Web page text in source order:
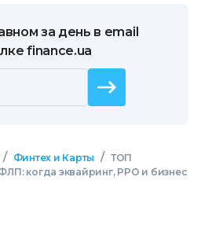
за день в email
finance.ua
/ Финтех и Карты / ТОП
когда эквайринг, РРО и бизнес